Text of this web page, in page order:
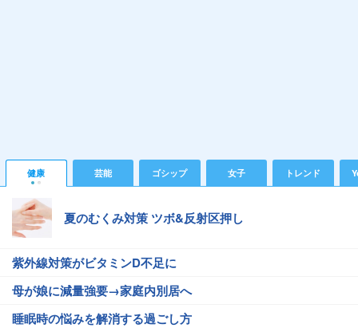
健康 芸能 ゴシップ 女子 トレンド
夏のむくみ対策 ツボ&反射区押し
紫外線対策がビタミンD不足に
母が娘に減量強要→家庭内別居へ
睡眠時の悩みを解消する過ごし方